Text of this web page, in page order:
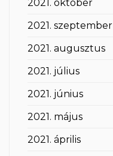
2021. október
2021. szeptember
2021. augusztus
2021. július
2021. június
2021. május
2021. április